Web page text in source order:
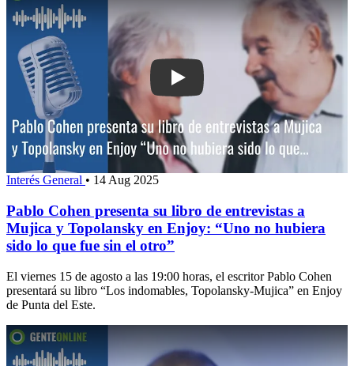
Play: Pablo Cohen presenta su libro
Interés General • 14 Aug 2025
Pablo Cohen presenta su libro de entrevistas a
Mujica y Topolansky en Enjoy: “Uno no hubiera
sido lo que fue sin el otro”
El viernes 15 de agosto a las 19:00 horas, el escritor Pablo Cohen
presentará su libro “Los indomables, Topolansky-Mujica” en Enjoy
de Punta del Este.